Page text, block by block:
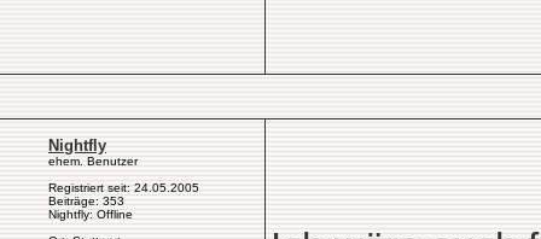
Nightfly
ehem. Benutzer
Registriert seit: 24.05.2005
Beiträge: 353
Nightfly: Offline